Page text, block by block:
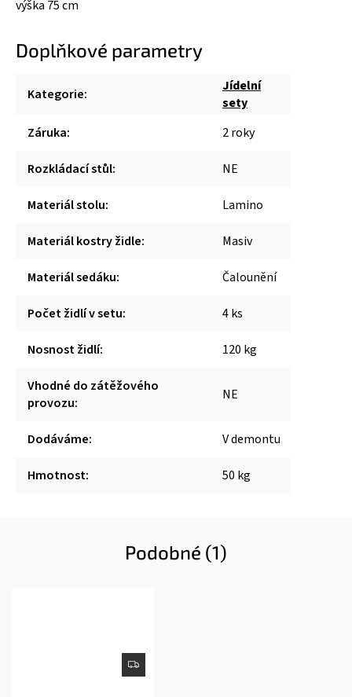
výška 75 cm
Doplňkové parametry
Kategorie:
Jídelní
sety
Záruka: 2 roky
Rozkládací stůl: NE
Materiál stolu: Lamino
Materiál kostry židle: Masiv
Materiál sedáku: Čalounění
Počet židlí v setu: 4 ks
Nosnost židlí: 120 kg
Vhodné do zátěžového
provozu: NE
Dodáváme: V demontu
Hmotnost: 50 kg
Podobné (1)